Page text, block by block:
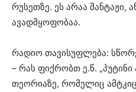
რუსეთზე. ეს არაა შანტაჟი,
ავადმყოფობაა.
რადიო თავისუფლება:
– რას ფიქრობთ ე.წ.
თეორიაზე, რომელიც